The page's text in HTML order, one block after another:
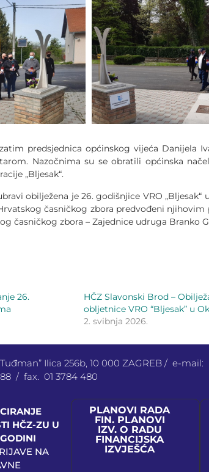
predsjednica općinskog vijeća Danijela
Nazočnima su se obratili općinska
„Bljesak“.
obilježena je 26. godišnjice VRO „Bljesak“
časničkog zbora predvođeni
časničkog zbora – Zajednice udruga Branko
26.
HČZ Slavonski Brod –
obljetnice VRO “Bljesak” u
2. svibnja 2026.
Ilica 256b, 10 000 ZAGREB / e-mail:
/ fax. 01 3784 480
HČZ-ZU U
NA
PLANOVI RADA
FIN. PLANOVI
IZV. O RADU
FINANCIJSKA
IZVJEŠĆA